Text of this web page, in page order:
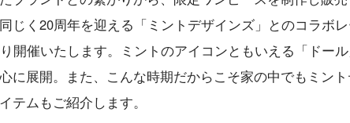
じく20周年を迎える「ミントデザインズ」とのコラボ
開催いたします。ミントのアイコンともいえる「ドール
に展開。また、こんな時期だからこそ家の中でもミン
テムもご紹介します。